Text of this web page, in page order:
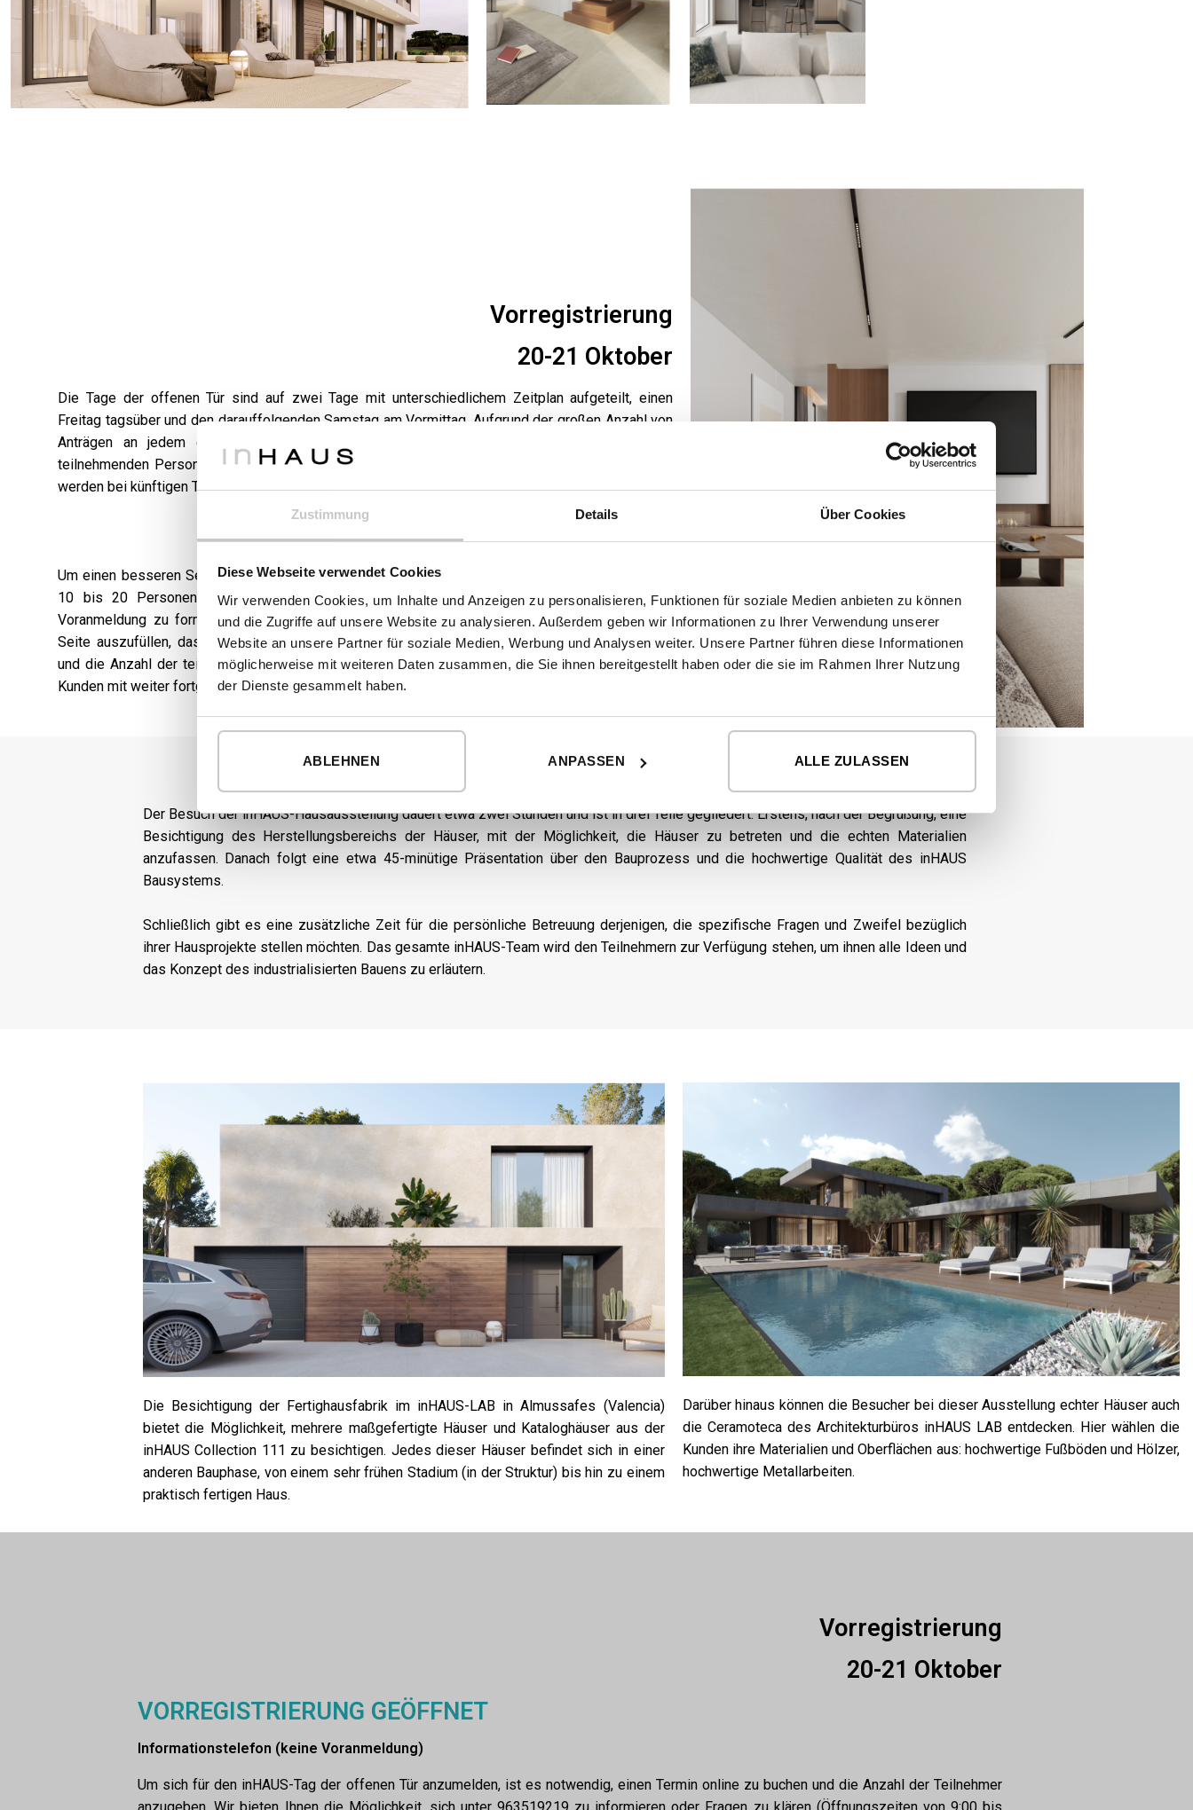
Zustimmung Details Über Cookies
Diese Webseite verwendet Cookies
Wir verwenden Cookies, um Inhalte und Anzeigen zu personalisieren, Funktionen für soziale Medien anbieten zu können
und die Zugriffe auf unsere Website zu analysieren. Außerdem geben wir Informationen zu Ihrer Verwendung unserer
Website an unsere Partner für soziale Medien, Werbung und Analysen weiter. Unsere Partner führen diese Informationen
möglicherweise mit weiteren Daten zusammen, die Sie ihnen bereitgestellt haben oder die sie im Rahmen Ihrer Nutzung
der Dienste gesammelt haben.
ABLEHNEN ANPASSEN ALLE ZULASSEN
Vorregistrierung
20-21 Oktober
Die Tage der offenen Tür sind auf zwei Tage mit unterschiedlichem Zeitplan aufgeteilt, einen
Freitag tagsüber und den darauffolgenden Samstag am Vormittag. Aufgrund der großen Anzahl von
Anträgen an jedem der Tage der offenen Tür ist inHAUS gezwungen, eine Auswahl der
teilnehmenden Personen zu treffen. Diejenigen Anfragen, die nicht berücksichtigt werden können,
werden bei künftigen Tagen der offenen Tür bevorzugt behandelt.
Um einen besseren Service und mehr Aufmerksamkeit bieten zu können, werden nur Gruppen von
10 bis 20 Personen gebildet. Auch aus diesem Grund sind die Plätze begrenzt. Um die
Voranmeldung zu formalisieren, ist es unerlässlich, das kurze Online-Formular am Ende dieser
Seite auszufüllen, das einige grundlegende Informationen über das Hausprojekt des Besuchers
und die Anzahl der teilnehmenden Personen enthält, die nach Möglichkeit berücksichtigt werden.
Kunden mit weiter fortgeschrittenen Hausprojekten werden bei der Teilnahme bevorzugt.
Der Besuch der inHAUS-Hausausstellung dauert etwa zwei Stunden und ist in drei Teile gegliedert. Erstens, nach der Begrüßung, eine
Besichtigung des Herstellungsbereichs der Häuser, mit der Möglichkeit, die Häuser zu betreten und die echten Materialien
anzufassen. Danach folgt eine etwa 45-minütige Präsentation über den Bauprozess und die hochwertige Qualität des inHAUS
Bausystems.
Schließlich gibt es eine zusätzliche Zeit für die persönliche Betreuung derjenigen, die spezifische Fragen und Zweifel bezüglich
ihrer Hausprojekte stellen möchten. Das gesamte inHAUS-Team wird den Teilnehmern zur Verfügung stehen, um ihnen alle Ideen und
das Konzept des industrialisierten Bauens zu erläutern.
Die Besichtigung der Fertighausfabrik im inHAUS-LAB in Almussafes (Valencia)
bietet die Möglichkeit, mehrere maßgefertigte Häuser und Kataloghäuser aus der
inHAUS Collection 111 zu besichtigen. Jedes dieser Häuser befindet sich in einer
anderen Bauphase, von einem sehr frühen Stadium (in der Struktur) bis hin zu einem
praktisch fertigen Haus.
Darüber hinaus können die Besucher bei dieser Ausstellung echter Häuser auch
die Ceramoteca des Architekturbüros inHAUS LAB entdecken. Hier wählen die
Kunden ihre Materialien und Oberflächen aus: hochwertige Fußböden und Hölzer,
hochwertige Metallarbeiten.
Vorregistrierung
20-21 Oktober
VORREGISTRIERUNG GEÖFFNET
Informationstelefon (keine Voranmeldung)
Um sich für den inHAUS-Tag der offenen Tür anzumelden, ist es notwendig, einen Termin online zu buchen und die Anzahl der Teilnehmer